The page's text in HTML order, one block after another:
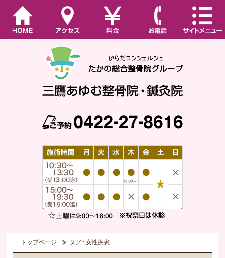
トップページ タグ : 女性疾患